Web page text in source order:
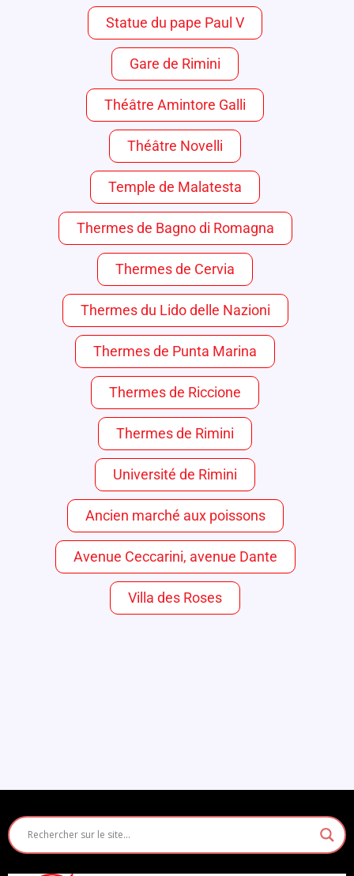
Statue du pape Paul V
Gare de Rimini
Théâtre Amintore Galli
Théâtre Novelli
Temple de Malatesta
Thermes de Bagno di Romagna
Thermes de Cervia
Thermes du Lido delle Nazioni
Thermes de Punta Marina
Thermes de Riccione
Thermes de Rimini
Université de Rimini
Ancien marché aux poissons
Avenue Ceccarini, avenue Dante
Villa des Roses